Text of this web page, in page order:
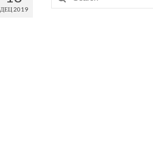
ДЕЦ 2019